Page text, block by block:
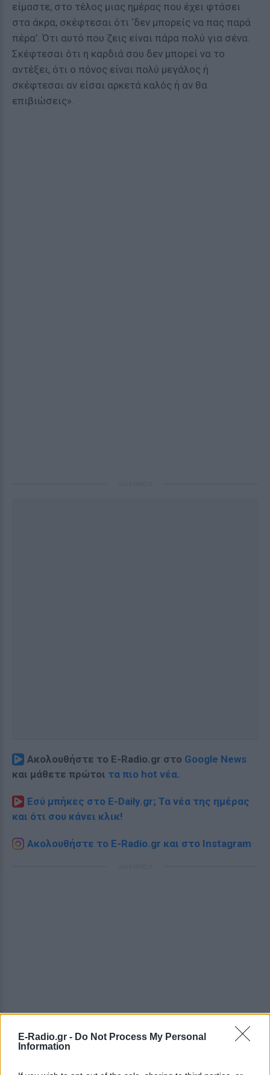
E-Radio.gr - Do Not Process My Personal
Information
είμαστε, στο τέλος μιας ημέρας που έχει φτάσει
στα άκρα, σκέφτεσαι ότι ‘δεν μπορείς να πας παρά
πέρα’. Ότι αυτό που ζεις είναι πάρα πολύ για σένα.
Σκέφτεσαι ότι η καρδιά σου δεν μπορεί να το
αντέξει, ότι ο πόνος είναι πολύ μεγάλος ή
σκέφτεσαι αν είσαι αρκετά καλός ή αν θα
επιβιώσεις».
Ακολουθήστε το E-Radio.gr στο Google News
και μάθετε πρώτοι τα πιο hot νέα.
Εσύ μπήκες στο E-Daily.gr; Τα νέα της ημέρας
και ότι σου κάνει κλικ!
Ακολουθήστε το E-Radio.gr και στο Instagram